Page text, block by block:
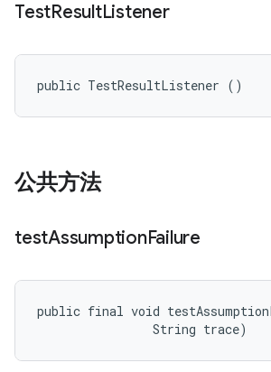
TestResultListener
public TestResultListener ()
公共方法
testAssumptionFailure
public final void
                String trace)